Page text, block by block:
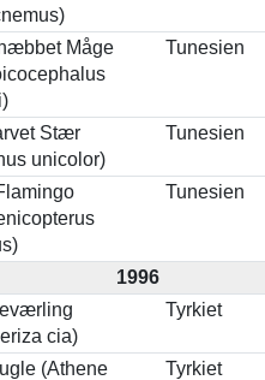
Måge
Tunesien
Stær
unicolor)
Tunesien
Tunesien
1996
cia)
Tyrkiet
(Athene
Tyrkiet